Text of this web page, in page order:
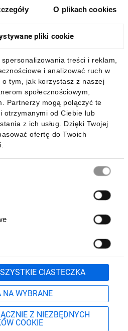
O plikach cookies
pliki cookie
treści i reklam,
i analizować ruch w
tym, jak korzystasz z naszej
społecznościowym,
Partnerzy mogą połączyć te
otrzymanymi od Ciebie lub
z ich usług. Dzięki Twojej
ofertę do Twoich
CIASTECZKA
NA WYBRANE
Z NIEZBĘDNYCH
COOKIE
aplikację mobilną:
lub
71 37 61 600
kontaktowy